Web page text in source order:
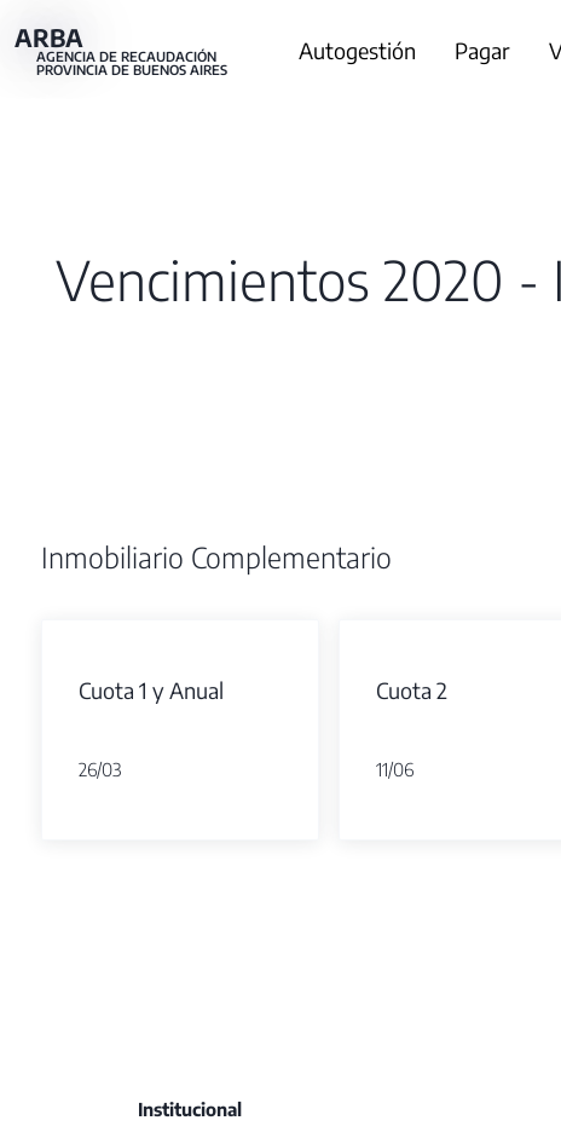
al
ARBA
AGENCIA DE RECAUDACIÓN
PROVINCIA DE BUENOS AIRES
Main
Autogestión Pagar
Vencimientos 2020
Inmobiliario Complementario
Cuota 1 y Anual
26/03
Cuota 2
11/06
Institucional